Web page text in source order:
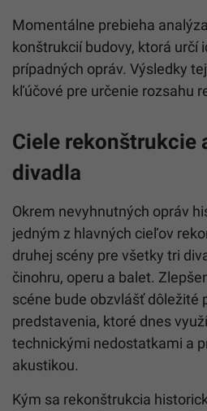
Momentálne prebieha
konštrukcií budovy, ktorá určí
prípadných opráv. Výsledky
kľúčové pre určenie rozsahu
Ciele rekonštrukcie
divadla
Okrem nevyhnutných opráv
jedným z hlavných cieľov
druhej scény pre všetky tri
činohru, operu a balet.
scéne bude obzvlášť dôležité
predstavenia, ktoré dnes
technickými nedostatkami a
akustikou.
Kým sa rekonštrukcia